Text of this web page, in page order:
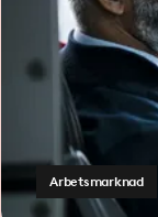
Arbetsmarknad